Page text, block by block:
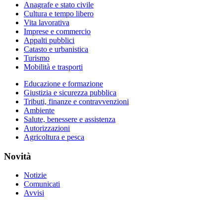
Anagrafe e stato civile
Cultura e tempo libero
Vita lavorativa
Imprese e commercio
Appalti pubblici
Catasto e urbanistica
Turismo
Mobilità e trasporti
Educazione e formazione
Giustizia e sicurezza pubblica
Tributi, finanze e contravvenzioni
Ambiente
Salute, benessere e assistenza
Autorizzazioni
Agricoltura e pesca
Novità
Notizie
Comunicati
Avvisi